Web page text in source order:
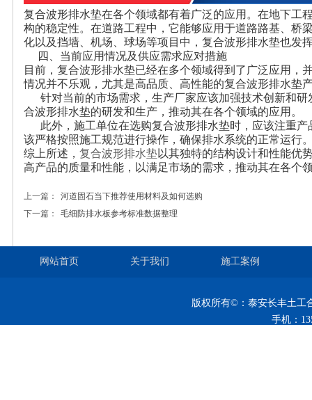
复合波形排水垫在各个领域都有着广泛的应用。在地下工
构的稳定性。在道路工程中，它能够应用于道路路基、桥
化以及挡墙、机场、球场等项目中，复合波形排水垫也发
四、当前应用情况及供应需求应对措施
目前，复合波形排水垫已经在多个领域得到了广泛应用
情况并不乐观，尤其是高品质、高性能的复合波形排水垫
针对当前的市场需求，生产厂家应该加强技术创新和研
合波形排水垫的研发和生产，推动其在各个领域的应用。
此外，施工单位在选购复合波形排水垫时，应该注重产
该严格按照施工规范进行操作，确保排水系统的正常运行
综上所述， 复合波形排水垫以其独特的结构设计和性能优
高产品的质量和性能，以满足市场的需求，推动其在各个
上一篇：
河道固石当下推荐使用材料及如何选购
下一篇：
毛细防排水板参考标准数据整理
版权所有©： 泰安长丰土工
手机：
网站首页 关于我们 施工案例